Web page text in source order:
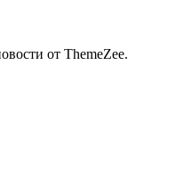
от ThemeZee.